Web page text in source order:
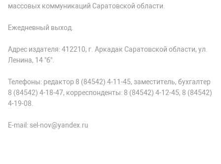
массовых коммуникаций Саратовской области.
Ежедневный выход.
Адрес издателя: 412210, г. Аркадак Саратовской области, ул.
Ленина, 14 "б".
Телефоны: редактор 8 (84542) 4-11-45, заместитель, бухгалтер
8 (84542) 4-18-47, корреспонденты: 8 (84542) 4-12-45, 8 (84542)
4-19-08.
E-mail: sel-nov@yandex.ru